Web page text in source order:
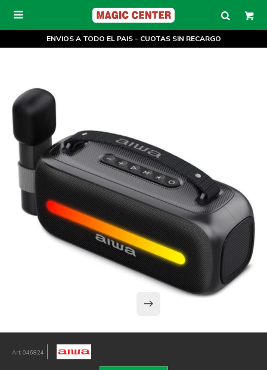

ENVIOS A TODO EL PAIS - CUOTAS SIN RECARGO
046824